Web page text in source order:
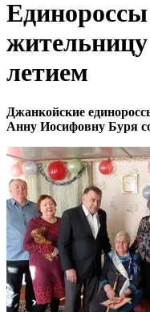
летием
Джанкойские
Анну Иосифовну Буря